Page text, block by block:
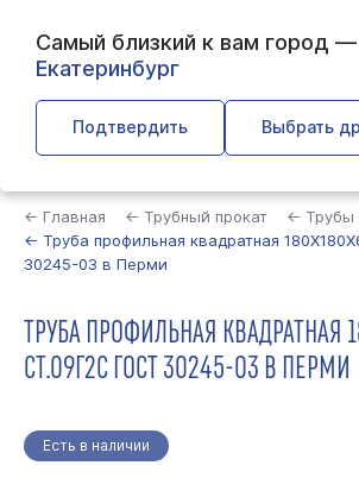
Самый близкий к вам город —
Екатеринбург
Подтвердить Выбрать
← Главная ← Трубный прокат
← Трубы
← Труба профильная квадратная
30245-03 в Перми
ТРУБА ПРОФИЛЬНАЯ КВАДРАТНАЯ
СТ.09Г2С ГОСТ 30245-03 В ПЕРМИ
Есть в наличии